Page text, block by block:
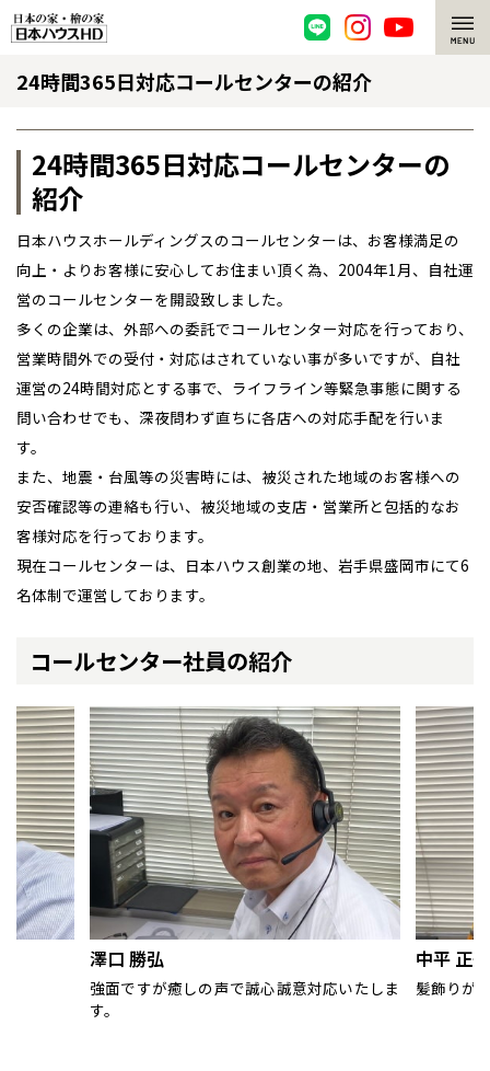
脱炭素・檜の家
環境にやさしい、脱炭素社会の住宅
檜・木造住宅
耐震構造
高耐久住宅
高断熱・高気密の家
エネルギー自給自足
ZEH特集
感謝訪問・長期保証
直営工事
24時間対応コールセンター
デザイン賞各種受賞
セントラルヒーティング
選ばれる理由
檜の魅力
檜の魅力 トップ
檜と日本人
1000年を超えて生きる檜
知られざる檜の効果・作用
檜の住まいデザイン
注文住宅
注文住宅 トップ
グレートステージ
クレステージ
施工事例
平屋の家
外観・インテリア集
住まいのコラム
住まいのお手入れ集
施工事例
リフォーム
リフォーム トップ
リフォームメニュー
選ばれる理由
資産活用
資産活用 トップ
賃貸併用住宅のメリット
買取サービス
分譲住宅・土地
分譲マンション
高い信頼性
安心の管理体制
ギャラリー
会社情報 トップ
ニュースリリース
代表ごあいさつ
企業理念
お問い合わせ
会員サイト
24時間365日対応コールセンターの紹介
24時間365日対応コールセンターの
紹介
日本ハウスホールディングスのコールセンターは、お客様満足の
向上・よりお客様に安心してお住まい頂く為、2004年1月、自社運
営のコールセンターを開設致しました。
多くの企業は、外部への委託でコールセンター対応を行っており、
営業時間外での受付・対応はされていない事が多いですが、自社
運営の24時間対応とする事で、ライフライン等緊急事態に関する
問い合わせでも、深夜問わず直ちに各店への対応手配を行いま
す。
また、地震・台風等の災害時には、被災された地域のお客様への
安否確認等の連絡も行い、被災地域の支店・営業所と包括的なお
客様対応を行っております。
現在コールセンターは、日本ハウス創業の地、岩手県盛岡市にて6
名体制で運営しております。
コールセンター社員の紹介
澤口 勝弘
強面ですが癒しの声で誠心誠意対応いたしま
す。
中平 正子
髪飾りが
全国の展示場
北海道
札幌
道北
道南
道東
東北
秋田
岩手
山形
宮城
福島
新潟
山梨
長野
富山
石川
福井
関東
東京
神奈川
埼玉
千葉
茨城
栃木
東海
愛知
岐阜
静岡
三重
近畿
大阪
京都
兵庫
奈良
中国・四国
岡山
香川
愛媛
九州
福岡
佐賀
分譲マンション
※現住所のある都道府県以外の建築予定地の方でも
お近くのイベント
北海道
札幌
札幌
小樽
小樽
道北
旭川
道南
函館
室蘭
道東
帯広
釧路
東北
岩手県
盛岡
北上
山形県
山形
宮城県
仙台
福島県
郡山
福島
いわき
新潟県
新潟
山梨県
甲府
長野県
長野
松本
富山県
富山
石川県
金沢
福井県
関東
東京都
世田谷
八王子
神奈川県
横浜
湘南
相模
埼玉県
埼玉
所沢
千葉県
柏
東海
愛知県
名古屋
豊橋
岐阜県
岐阜
静岡県
静岡
浜松
三重県
近畿
大阪府
大阪
京都府
京都
兵庫県
姫路
奈良県
中国・四国
岡山県
岡山
香川県
高松
愛媛県
松山
九州
福岡県
福岡
佐賀県
佐賀